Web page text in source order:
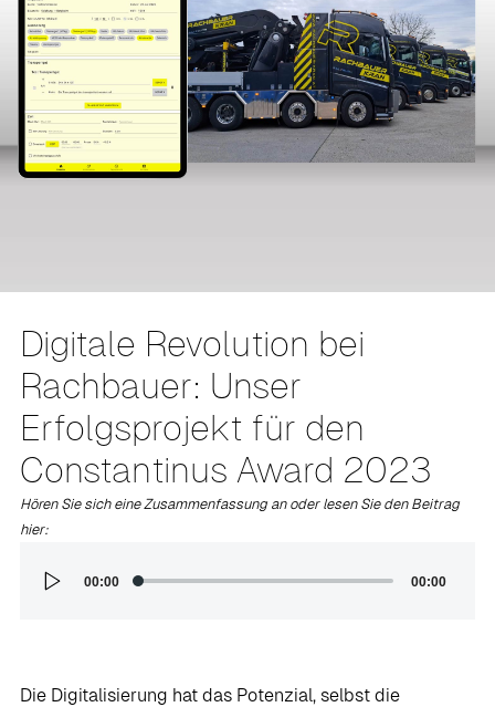
Digitale Revolution bei
Rachbauer: Unser
Erfolgsprojekt für den
Constantinus Award 2023
Hören Sie sich eine Zusammenfassung an oder lesen Sie den Beitrag
hier:
Audio-
Player
00:00 00:00
Die Digitalisierung hat das Potenzial, selbst die